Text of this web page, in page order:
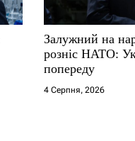
Залужний на
розніс НАТО:
попереду
4 Серпня, 2026